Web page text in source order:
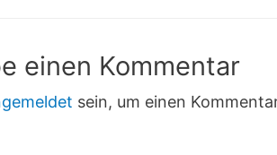
einen Kommentar
sein, um einen